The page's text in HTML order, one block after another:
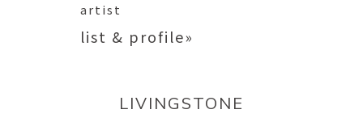
artist
list & profile»
LIVINGSTONE